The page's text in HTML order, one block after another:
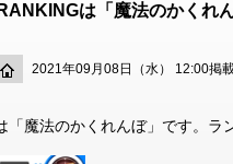
は「魔法のかくれ
2021年09月08日（水） 12:00掲
「魔法のかくれんぼ」です。